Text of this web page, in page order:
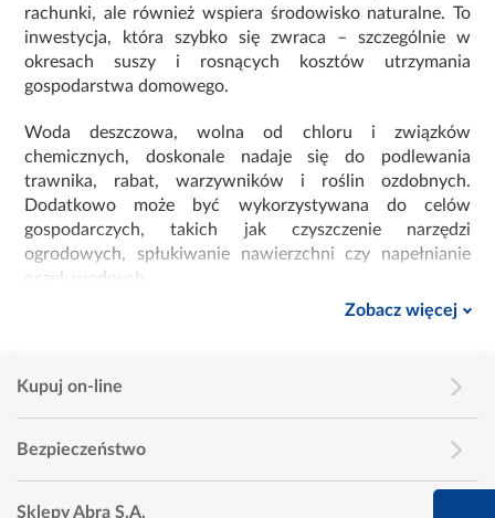
rachunki, ale również wspiera środowisko naturalne. To
inwestycja, która szybko się zwraca – szczególnie w
okresach suszy i rosnących kosztów utrzymania
gospodarstwa domowego.
Woda deszczowa, wolna od chloru i związków
chemicznych, doskonale nadaje się do podlewania
trawnika, rabat, warzywników i roślin ozdobnych.
Dodatkowo może być wykorzystywana do celów
gospodarczych, takich jak czyszczenie narzędzi
ogrodowych, spłukiwanie nawierzchni czy napełnianie
oczek wodnych.
Różnorodność zbiorników – dopasuj
W naszej ofercie znajdziesz zbiorniki na deszczówkę o
pojemniki powyżej 1000 litrów przeznaczone do
zbierania większych ilości wody z dachu domu, altany lub
garażu. Oferujemy zarówno klasyczne beczki z tworzywa
Zobacz więcej
Kupuj on-line
Bezpieczeństwo
Sklepy Abra S.A.